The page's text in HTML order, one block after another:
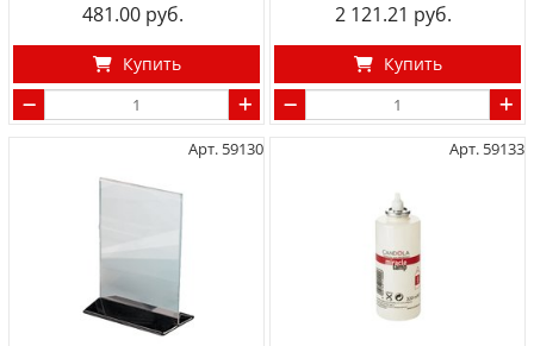
481.00
Купить
2 121.21
Купить
Арт. 59130 Арт. 59133